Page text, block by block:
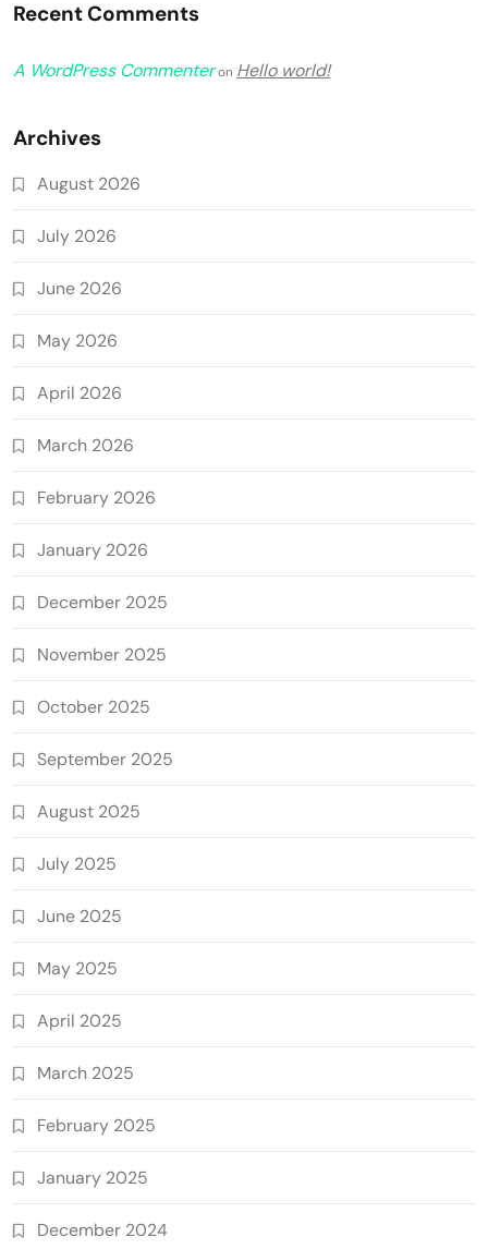
Recent Comments
A WordPress Commenteron Hello world!
Archives
August 2026
July 2026
June 2026
May 2026
April 2026
March 2026
February 2026
January 2026
December 2025
November 2025
October 2025
September 2025
August 2025
July 2025
June 2025
May 2025
April 2025
March 2025
February 2025
January 2025
December 2024